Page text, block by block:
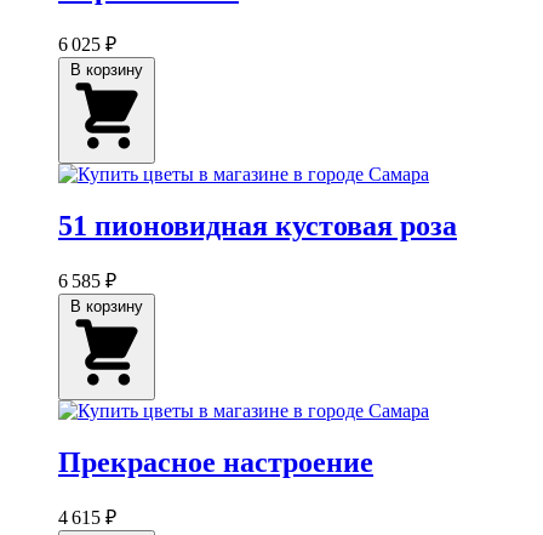
6 025 ₽
51 пионовидная кустовая роза
6 585 ₽
Прекрасное настроение
4 615 ₽